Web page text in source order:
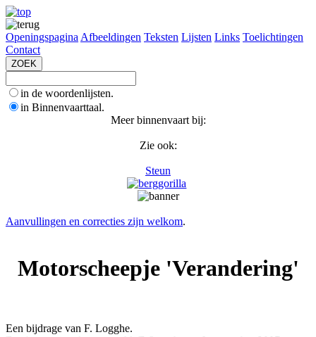
Openingspagina Afbeeldingen Teksten Lijsten Links Toelichtingen
Contact
in de woordenlijsten.
in Binnenvaarttaal.
Meer binnenvaart bij:
Zie ook:
Steun
Aanvullingen en correcties zijn welkom.
Motorscheepje 'Verandering'
Een bijdrage van F. Logghe.